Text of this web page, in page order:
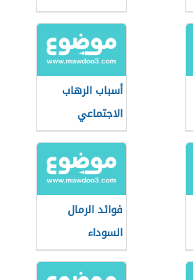
أسباب الرهاب
الاجتماعي
فوائد الرمال
السوداء